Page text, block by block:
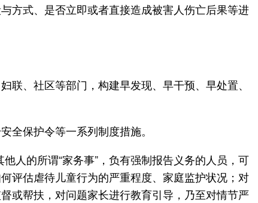
方式、是否立即或者直接造成被害人伤亡后果等进
、社区等部门，构建早发现、早干预、早处置、
全保护令等一系列制度措施。
人的所谓“家务事”，负有强制报告义务的人员，可
评估虐待儿童行为的严重程度、家庭监护状况；对
或帮扶，对问题家长进行教育引导，乃至对情节严